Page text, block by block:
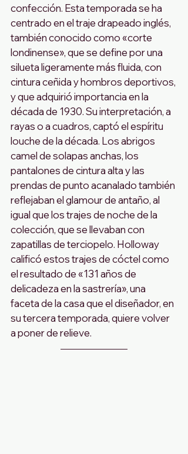
confección. Esta temporada se ha
centrado en el traje drapeado inglés,
también conocido como «corte
londinense», que se define por una
silueta ligeramente más fluida, con
cintura ceñida y hombros deportivos,
y que adquirió importancia en la
década de 1930. Su interpretación, a
rayas o a cuadros, captó el espíritu
louche de la década. Los abrigos
camel de solapas anchas, los
pantalones de cintura alta y las
prendas de punto acanalado también
reflejaban el glamour de antaño, al
igual que los trajes de noche de la
colección, que se llevaban con
zapatillas de terciopelo. Holloway
calificó estos trajes de cóctel como
el resultado de «131 años de
delicadeza en la sastrería», una
faceta de la casa que el diseñador, en
su tercera temporada, quiere volver
a poner de relieve.